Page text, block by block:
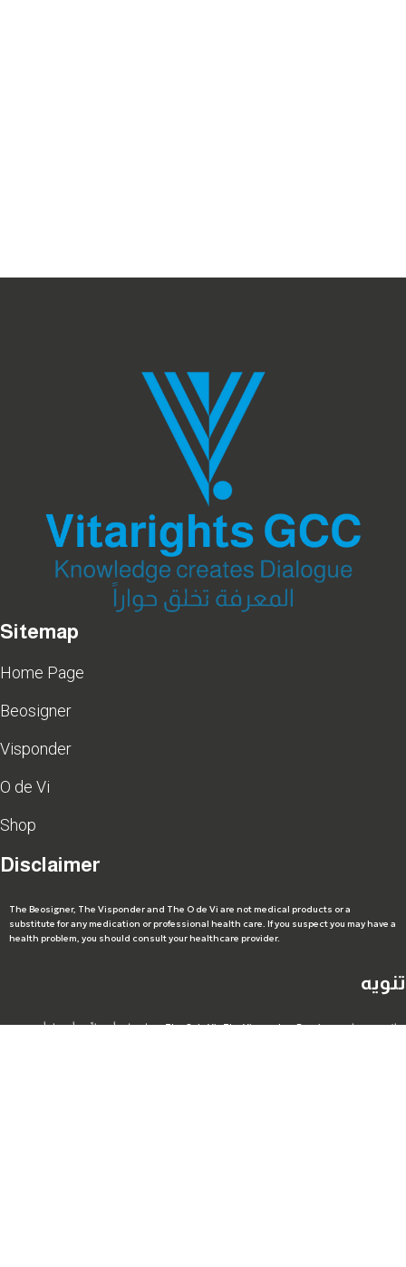
Sitemap
Home Page
Beosigner
Visponder
O de Vi
Shop
Disclaimer
The Beosigner, The Visponder and The O de Vi are not medical products or a
substitute for any medication or professional health care. If you suspect you may have a
health problem, you should consult your healthcare provider.
تنويه
لا تعتبر منتجات Beosigner وThe Visponder وThe O de Vi منتجات طبية أو بديلاً عن أي دواء أو عن